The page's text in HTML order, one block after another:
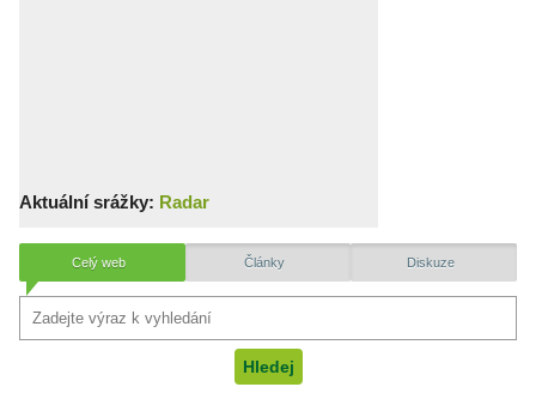
Aktuální srážky: Radar
Celý web Články Diskuze